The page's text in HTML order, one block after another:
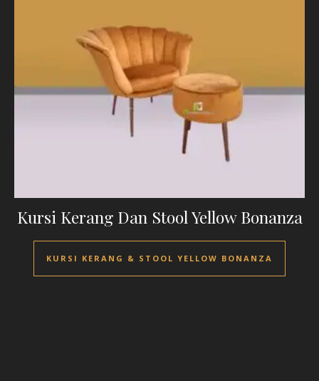
Kursi Kerang Dan Stool Yellow Bonanza
KURSI KERANG & STOOL YELLOW BONANZA